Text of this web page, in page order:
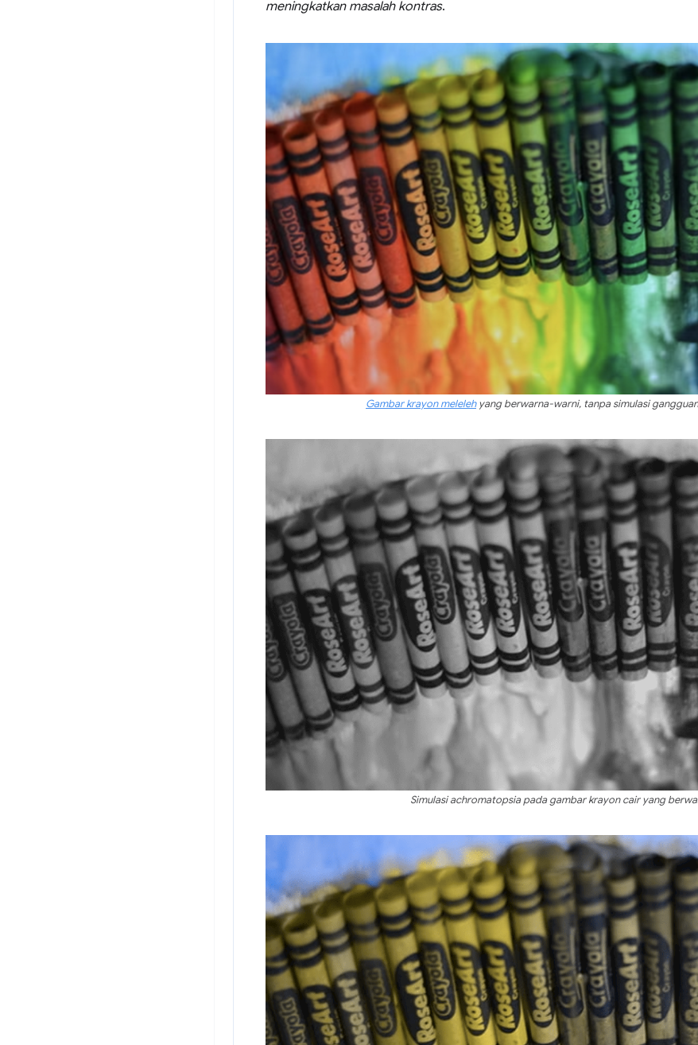
meningkatkan masalah kontras.
Gambar krayon melelehyang berwarna-warni, tanpa simulasi
Simulasi achromatopsia pada gambar krayon cair yang